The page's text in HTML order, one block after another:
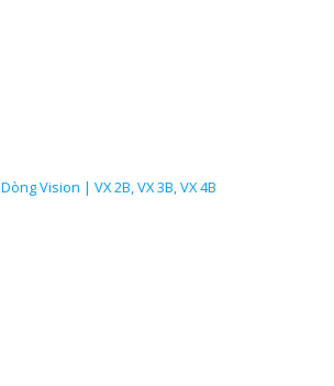
Dòng Vision | VX 2B, VX 3B, VX 4B